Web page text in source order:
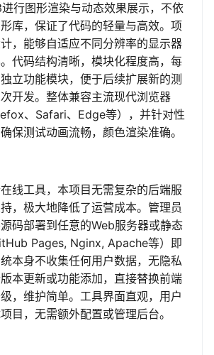
行图形渲染与动态效果展示，不依
库，保证了代码的轻量与高效。项
，能够自适应不同分辨率的显示器
代码结构清晰，模块化程度高，每
立功能模块，便于后续扩展新的测
开发。整体兼容主流现代浏览器
、Safari、Edge等），并针对性
保测试动画流畅，颜色渲染准确。
线工具，本项目无需复杂的后端服
，极大地降低了运营成本。管理员
码部署到任意的Web服务器或静态
Pages, Nginx, Apache等）即
本身不收集任何用户数据，无隐私
本更新或功能添加，直接替换前端
，维护简单。工具界面直观，用户
目，无需额外配置或管理后台。